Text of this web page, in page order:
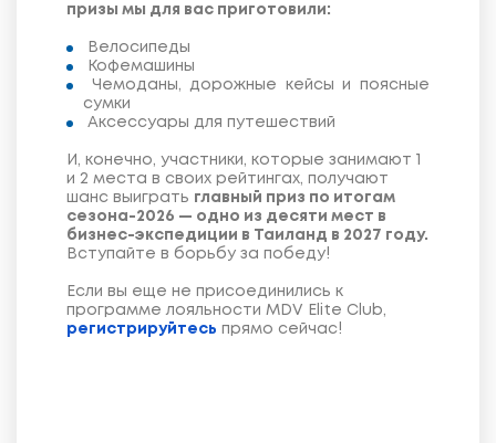
призы мы для вас приготовили:
Велосипеды
Кофемашины
Чемоданы, дорожные кейсы и поясные
сумки
Аксессуары для путешествий
И, конечно, участники, которые занимают 1
и 2 места в своих рейтингах, получают
шанс выиграть
главный приз по итогам
сезона-2026 — одно из десяти мест в
бизнес-экспедиции в Таиланд в 2027 году.
Вступайте в борьбу за победу!
Если вы еще не присоединились к
программе лояльности MDV Elite Club,
регистрируйтесь прямо сейчас!